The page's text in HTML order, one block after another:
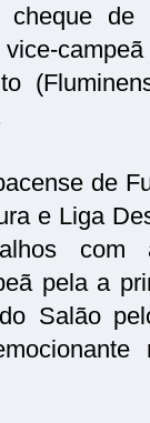
cheque de
de
e Liga
pela a
Salão